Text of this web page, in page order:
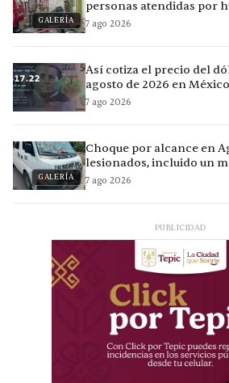
GALERÍA
personas atendidas por
7 ago 2026
Así cotiza el precio del
agosto de 2026 en México
7 ago 2026
GALERÍA
Choque por alcance en
lesionados, incluido un
7 ago 2026
PUBLICIDAD